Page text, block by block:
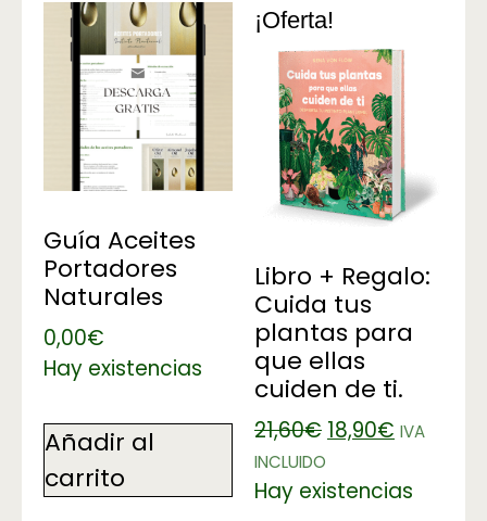
Guía Aceites
Portadores
Naturales
0,00€
Hay existencias
Añadir al
carrito
¡Oferta!
Libro + Regalo:
Cuida tus
plantas para
que ellas
cuiden de ti.
21,60€ 18,90€ IVA
INCLUIDO
Hay existencias